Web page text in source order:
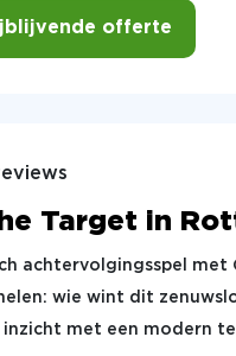
offerte
Target in
achtervolgingsspel met
wie wint dit
inzicht met een modern